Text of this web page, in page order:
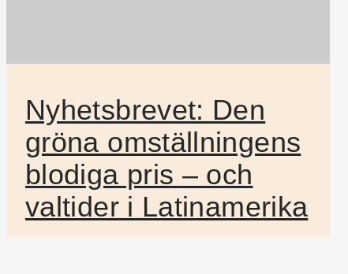
Nyhetsbrevet: Den
gröna omställningens
blodiga pris – och
valtider i Latinamerika